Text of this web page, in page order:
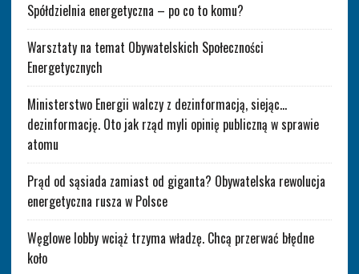
Spółdzielnia energetyczna – po co to komu?
Warsztaty na temat Obywatelskich Społeczności
Energetycznych
Ministerstwo Energii walczy z dezinformacją, siejąc…
dezinformację. Oto jak rząd myli opinię publiczną w sprawie
atomu
Prąd od sąsiada zamiast od giganta? Obywatelska rewolucja
energetyczna rusza w Polsce
Węglowe lobby wciąż trzyma władzę. Chcą przerwać błędne
koło